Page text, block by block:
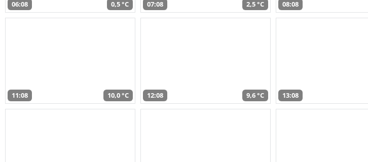
06:08 0,5 °C 07:08 2,5 °C 08:08
11:08 10,0 °C 12:08 9,6 °C 13:08